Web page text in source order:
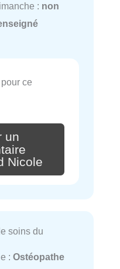
: non
ce
un
Nicole
soins du
: Ostéopathe